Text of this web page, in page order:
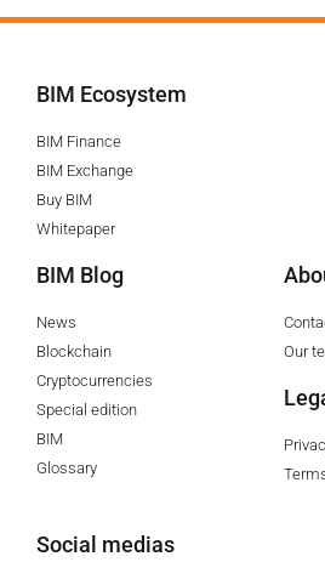
BIM Ecosystem
BIM Finance
BIM Exchange
Buy BIM
Whitepaper
BIM Blog
News
Blockchain
Cryptocurrencies
Special edition
BIM
Glossary
Our
Social medias